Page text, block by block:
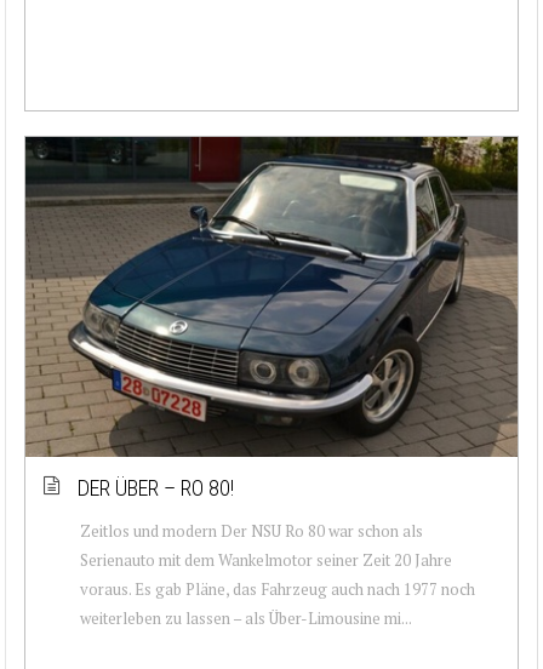
DER ÜBER – RO 80!
Zeitlos und modern Der NSU Ro 80 war schon als
Serienauto mit dem Wankelmotor seiner Zeit 20 Jahre
voraus. Es gab Pläne, das Fahrzeug auch nach 1977 noch
weiterleben zu lassen – als Über-Limousine mi...